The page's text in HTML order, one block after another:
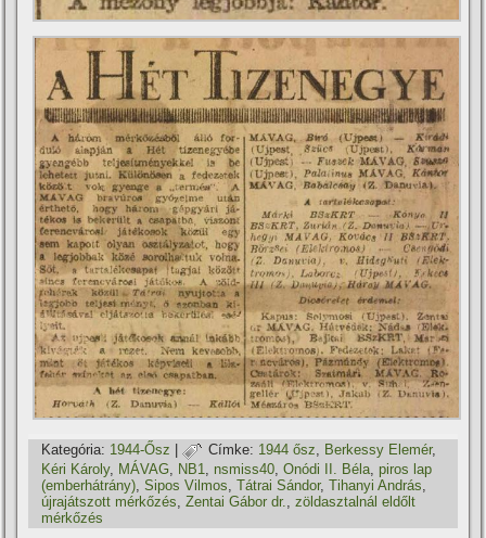
Kategória: 1944-Ősz | Címke: 1944 ősz, Berkessy Elemér,
Kéri Károly, MÁVAG NB1 nsmiss40 ,Onódi II. Béla ,piros lap
(emberhátrány) ,Sipos Vilmos ,Tátrai Sándor,Tihanyi András
újrajátszott mérkőzés ,Zentai Gábor dr. ,zöldasztalnál eldőlt
mérkőzés